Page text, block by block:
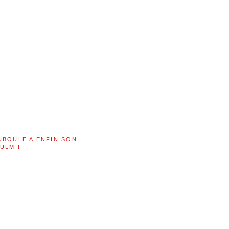
A ENFIN SON
!